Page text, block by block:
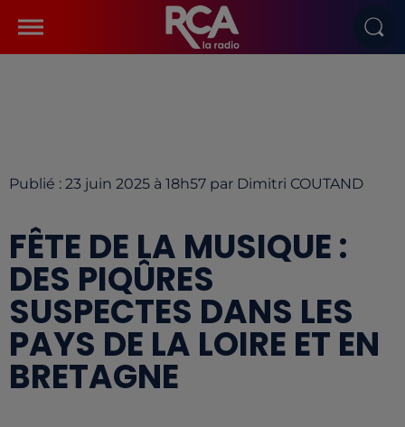
Publié : 23 juin 2025 à 18h57 par Dimitri COUTAND
FÊTE DE LA MUSIQUE :
DES PIQÛRES
SUSPECTES DANS LES
PAYS DE LA LOIRE ET EN
BRETAGNE